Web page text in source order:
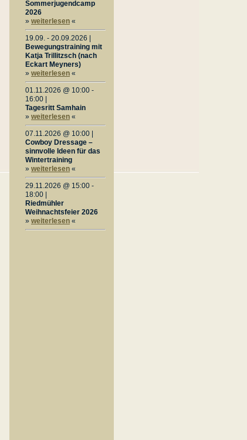
Sommerjugendcamp
2026
» weiterlesen «
19.09. - 20.09.2026 |
Bewegungstraining mit
Katja Trillitzsch (nach
Eckart Meyners)
» weiterlesen «
01.11.2026 @ 10:00 -
16:00 |
Tagesritt Samhain
» weiterlesen «
07.11.2026 @ 10:00 |
Cowboy Dressage –
sinnvolle Ideen für das
Wintertraining
» weiterlesen «
29.11.2026 @ 15:00 -
18:00 |
Riedmühler
Weihnachtsfeier 2026
» weiterlesen «